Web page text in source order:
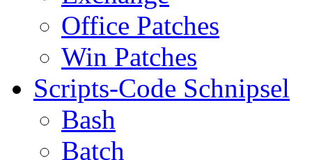
Office Patches
Win Patches
Scripts-Code Schnipsel
Bash
Batch